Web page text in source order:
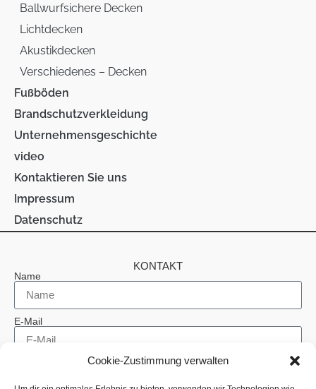
Cookie-Zustimmung verwalten
Ballwurfsichere Decken
Lichtdecken
Akustikdecken
Verschiedenes – Decken
Fußböden
Brandschutzverkleidung
Unternehmensgeschichte
video
Kontaktieren Sie uns
Impressum
Datenschutz
KONTAKT
Name
E-Mail